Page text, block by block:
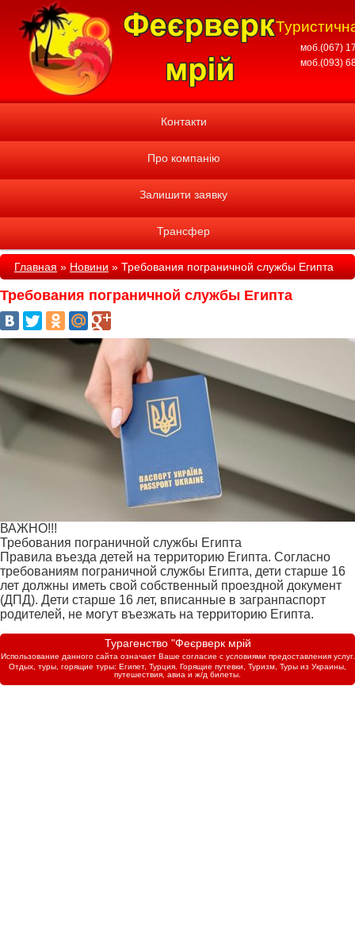
моб.(067)
моб.(093)
Контакти
Про компанію
Залишити заявку
Трансфер
Главная»Новини»Требования пограничной службы Египта
Требования пограничной службы Египта
ВАЖНО!!!
Требования пограничной службы Египта
Правила въезда детей на территорию Египта. Согласно
требованиям пограничной службы Египта, дети старше 16
лет должны иметь свой собственный проездной документ
(ДПД). Дети старше 16 лет, вписанные в загранпаспорт
родителей, не могут въезжать на территорию Египта.
Турагенство "Феєрверк мрій
Использование данного сайта означает Ваше согласие с условиями предоставления услуг.
Отдых, туры, горящие туры: Египет, Турция. Горящие путевки, Туризм, Туры из Украины,
путешествия, авиа и ж/д билеты.